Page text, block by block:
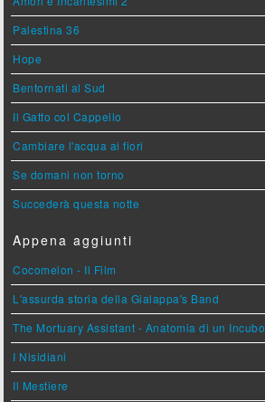
Palestina 36
Hope
Bentornati al Sud
Il Gatto col Cappello
Cambiare l'acqua ai fiori
Se domani non torno
Succederà questa notte
Appena aggiunti
Cocomelon - Il Film
L'assurda storia della Gialappa's Band
The Mortuary Assistant - Anatomia di un Incubo
I Nisidiani
Il Mestiere